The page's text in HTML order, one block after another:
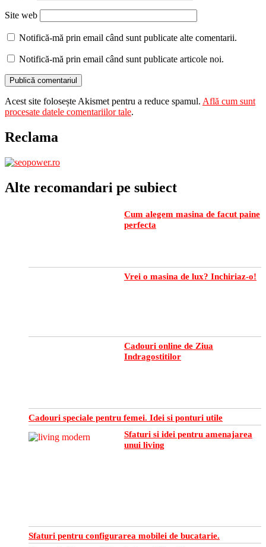
Site web
Notifică-mă prin email când sunt publicate alte comentarii.
Notifică-mă prin email când sunt publicate articole noi.
Acest site folosește Akismet pentru a reduce spamul. Află cum sunt
procesate datele comentariilor tale.
Reclama
Alte recomandari pe subiect
Cum alegem masina de facut paine
perfecta
Vrei o masina de lux? Inchiriaz-o!
Cadouri online de Ziua
Indragostitilor
Cadouri speciale pentru femei. Idei si ponturi utile
Sfaturi si idei pentru amenajarea
unui living
Sfaturi pentru configurarea mobilei de bucatarie.